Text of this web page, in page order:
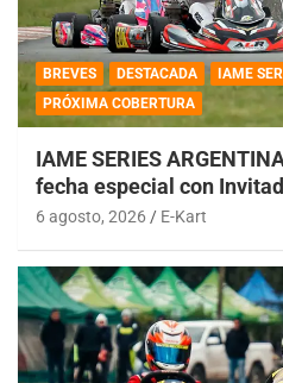
BREVES DESTACADA
IAME
PRÓXIMA COBERTURA
IAME SERIES
fecha especial con
6 agosto, 2026 E-Kart